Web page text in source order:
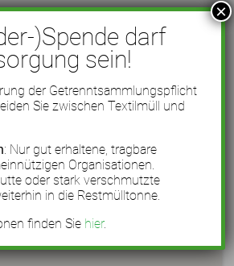
)Spende darf
sein!
der Getrenntsammlungspflicht
Sie zwischen Textilmüll und
: Nur gut erhaltene, tragbare
Organisationen.
oder stark verschmutzte
in die Restmülltonne.
finden Sie hier.
×